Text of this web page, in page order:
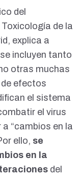
del
de la
explica a
incluyen tanto
otras muchas
efectos
el sistema
el virus
“cambios en la
ello, se
en la
del